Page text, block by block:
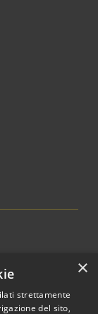
×
strettamente
del sito,